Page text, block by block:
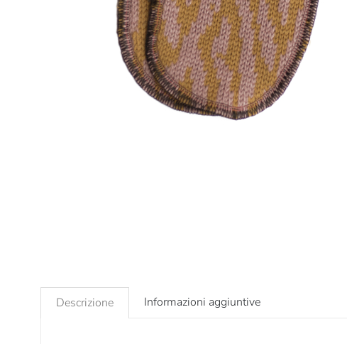
Descrizione Informazioni aggiuntive